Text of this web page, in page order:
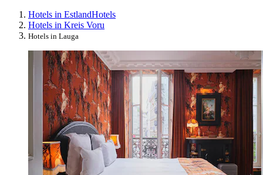
Hotels in EstlandHotels
Hotels in Kreis Voru
Hotels in Lauga